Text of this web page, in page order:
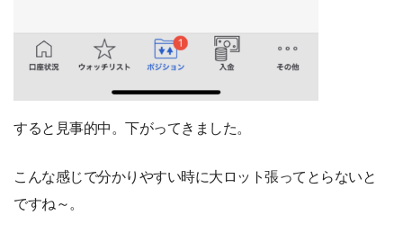
すると見事的中。下がってきました。
こんな感じで分かりやすい時に大ロット張ってとらないと
ですね～。